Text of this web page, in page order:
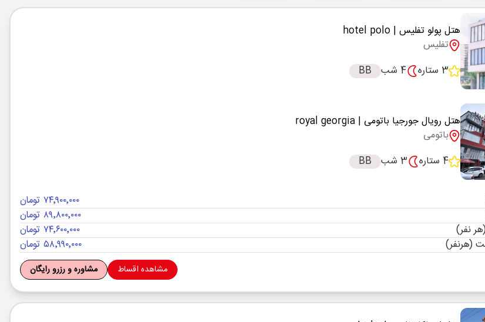
هتل پولو تفلیس | hotel polo
تفلیس
3 ستاره
4 شب BB
هتل رویال جورجیا باتومی | royal georgia
باتومی
4 ستاره
3 شب BB
۷۴٬۹۰۰٬۰۰۰ تومان
۸۹٬۸۰۰٬۰۰۰ تومان
نفر)
۷۴٬۶۰۰٬۰۰۰ تومان
(هرنفر)
۵۸٬۹۹۰٬۰۰۰ تومان
مشاهده اقساط مشاوره و رزرو رایگان